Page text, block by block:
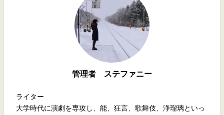
管理者 ステファニー
ライター
大学時代に演劇を専攻し、能、狂言、歌舞伎、浄瑠璃といっ